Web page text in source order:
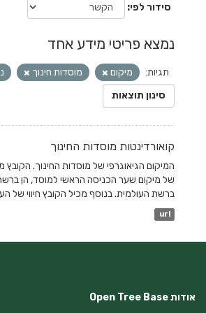
סידור לפי
נמצא פריטי מידע אחד
תגיות: מיקום מוסדות חינוך
סינון תוצאות
קואורדינטות מוסדות החינוך
המיקום הגיאוגרפי של מוסדות החינוך. הקובץ
של מיקום שער הכניסה הראשי למוסד, הן
ברשת העולמית. בנוסף מכיל הקובץ חיווי של
url
אודות Open Tree Base